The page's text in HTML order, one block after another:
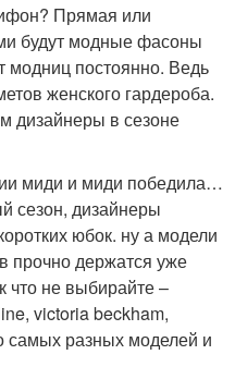
Прямая или
будут модные фасоны
модниц постоянно. Ведь
женского гардероба.
дизайнеры в сезоне
миди и миди победила…
сезон, дизайнеры
юбок. ну а модели
прочно держатся уже
что не выбирайте –
victoria beckham,
самых разных моделей и